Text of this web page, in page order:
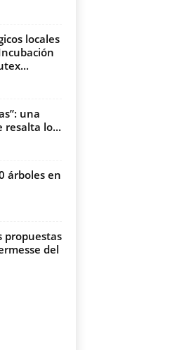
locales
una
resalta lo...
árboles en
propuestas
del